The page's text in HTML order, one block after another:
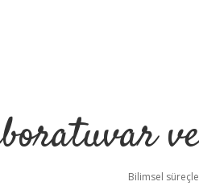
Bilimsel